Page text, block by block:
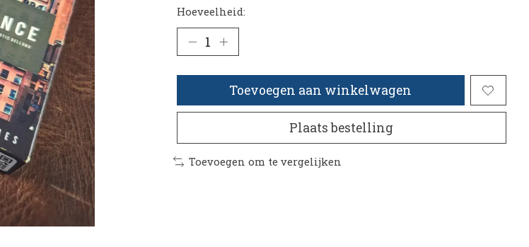
Hoeveelheid:
Toevoegen aan winkelwagen
Plaats bestelling
Toevoegen om te vergelijken